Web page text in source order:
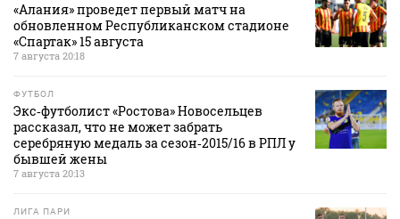
«Алания» проведет первый матч на
обновленном Республиканском стадионе
«Спартак» 15 августа
7 августа 20:18
ФУТБОЛ
Экс‑футболист «Ростова» Новосельцев
рассказал, что не может забрать
серебряную медаль за сезон‑2015/16 в РПЛ у
бывшей жены
7 августа 20:13
ЛИГА ПАРИ